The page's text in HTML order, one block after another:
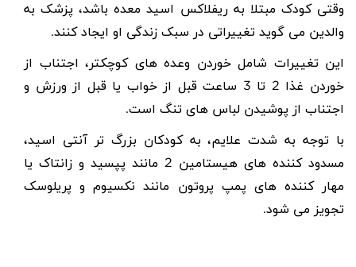
وقتی کودک مبتلا به ریفلاکس اسید معده باشد، پزشک به
والدین می گوید تغییراتی در سبک زندگی او ایجاد کنند.
این تغییرات شامل خوردن وعده های کوچکتر، اجتناب از
خوردن غذا 2 تا 3 ساعت قبل از خواب یا قبل از ورزش و
اجتناب از پوشیدن لباس های تنگ است.
با توجه به شدت علایم، به کودکان بزرگ تر آنتی اسید،
مسدود کننده های هیستامین 2 مانند پپسید و زانتاک یا
مهار کننده های پمپ پروتون مانند نکسیوم و پریلوسک
تجویز می شود.